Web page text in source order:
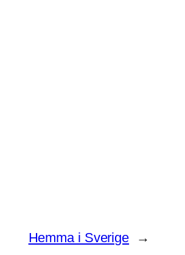
Hemma i Sverige →